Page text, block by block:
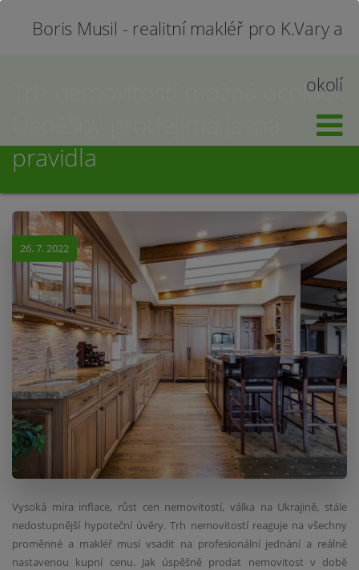
Boris Musil - realitní makléř pro K.Vary a
okolí
Trh nemovitostí možná ochladí.
pravidla
26. 7. 2022
Vysoká míra inflace, růst cen nemovitostí, válka na Ukrajině, stále
nedostupnější hypoteční úvěry. Trh nemovitostí reaguje na všechny
proměnné a makléř musí vsadit na profesionální jednání a reálně
nastavenou kupní cenu. Jak úspěšně prodat nemovitost v době